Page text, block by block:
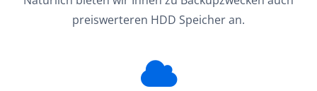
preiswerteren HDD Speicher an.